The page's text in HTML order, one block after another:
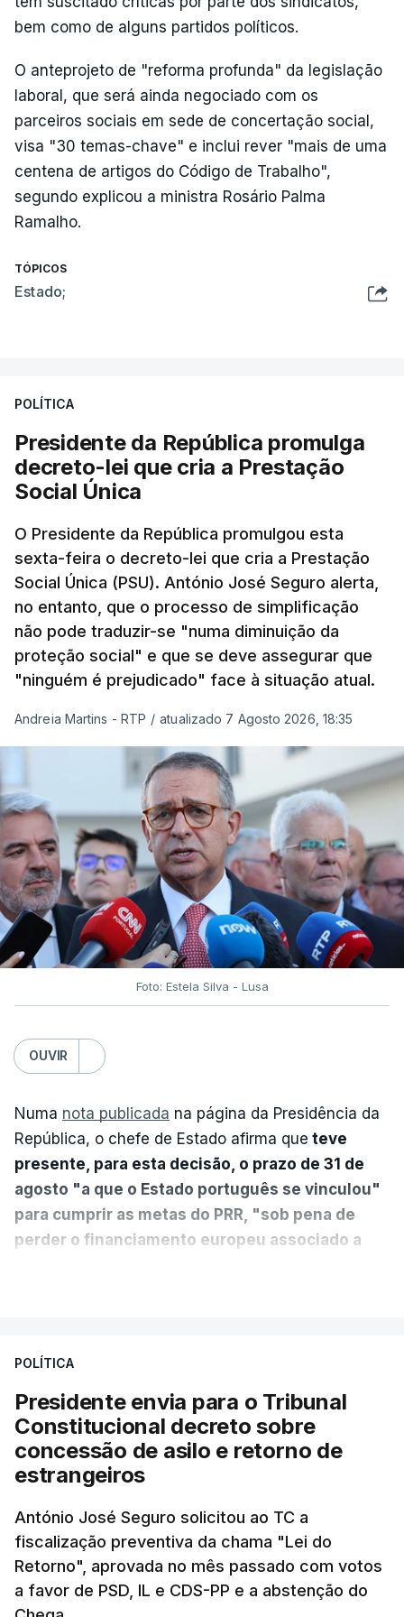
bem como de alguns partidos políticos.
O anteprojeto de "reforma profunda" da legislação
laboral, que será ainda negociado com os
parceiros sociais em sede de concertação social,
visa "30 temas-chave" e inclui rever "mais de uma
centena de artigos do Código de Trabalho",
segundo explicou a ministra Rosário Palma
Ramalho.
TÓPICOS
Estado;
POLÍTICA
Presidente da República promulga
decreto-lei que cria a Prestação
Social Única
O Presidente da República promulgou esta
sexta-feira o decreto-lei que cria a Prestação
Social Única (PSU). António José Seguro alerta,
no entanto, que o processo de simplificação
não pode traduzir-se "numa diminuição da
proteção social" e que se deve assegurar que
"ninguém é prejudicado" face à situação atual.
Andreia Martins - RTP / atualizado 7 Agosto 2026, 18:35
Foto: Estela Silva - Lusa
OUVIR
Numa nota publicada na página da Presidência da
República, o chefe de Estado afirma que teve
presente, para esta decisão, o prazo de 31 de
agosto "a que o Estado português se vinculou"
para cumprir as metas do PRR, "sob pena de
perder o financiamento europeu associado a
sistema mais simples, mais justo e transparente".
"Sempre que seja possível reduzir burocracias,
eliminar sobreposições e garantir que os apoios
chegam a quem mais necessita, estaremos a dar
um passo na direção certa", argumenta o
Presidente da República.
Assegurar que "ninguém é
POLÍTICA
Presidente envia para o Tribunal
Constitucional decreto sobre
concessão de asilo e retorno de
estrangeiros
António José Seguro solicitou ao TC a
fiscalização preventiva da chama "Lei do
Retorno", aprovada no mês passado com votos
a favor de PSD, IL e CDS-PP e a abstenção do